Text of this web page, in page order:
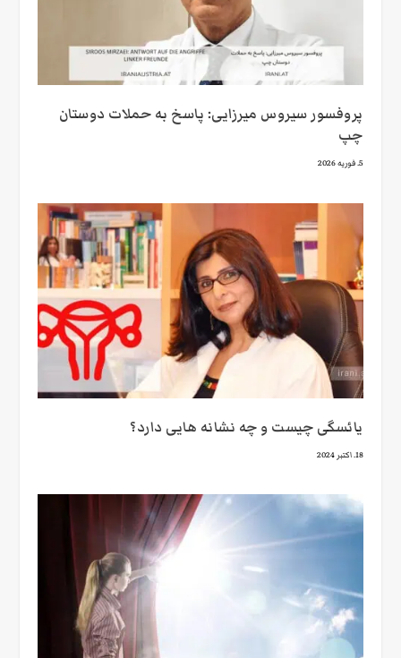
پروفسور سیروس میرزایی: پاسخ به حملات دوستان
چپ
5. فوریه 2026
یائسگی چیست و چه نشانه هایی دارد؟
18. اکتبر 2024